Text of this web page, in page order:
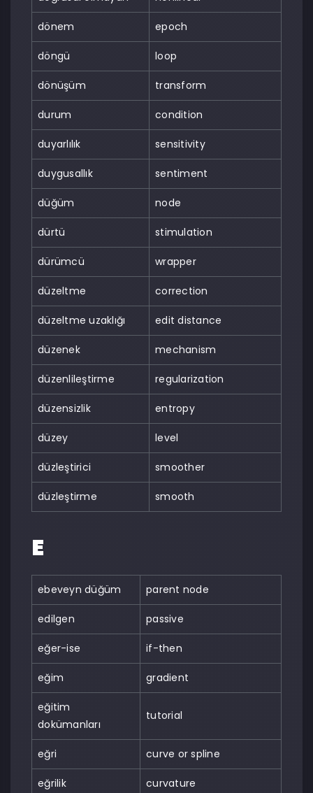
dönem epoch
döngü loop
dönüşüm transform
durum condition
duyarlılık sensitivity
duygusallık sentiment
düğüm node
dürtü stimulation
dürümcü wrapper
düzeltme correction
düzeltme uzaklığı edit distance
düzenek mechanism
düzenlileştirme regularization
düzensizlik entropy
düzey level
düzleştirici smoother
düzleştirme smooth
E
ebeveyn düğüm parent node
edilgen passive
eğer-ise if-then
eğim gradient
eğitim
dokümanları
tutorial
eğri curve or spline
eğrilik curvature